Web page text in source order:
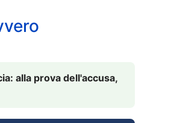
alla prova dell'accusa,